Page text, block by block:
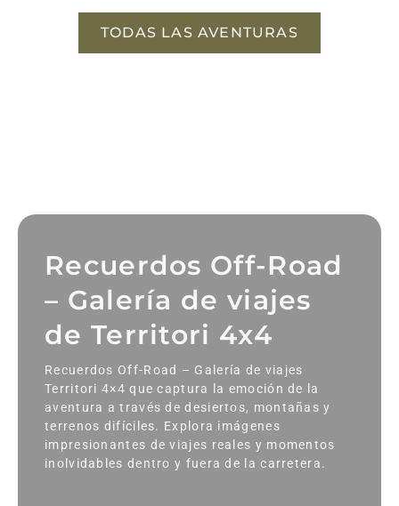
TODAS LAS AVENTURAS
Recuerdos Off-Road
– Galería de viajes
de Territori 4x4
Recuerdos Off-Road – Galería de viajes
Territori 4×4 que captura la emoción de la
aventura a través de desiertos, montañas y
terrenos difíciles. Explora imágenes
impresionantes de viajes reales y momentos
inolvidables dentro y fuera de la carretera.